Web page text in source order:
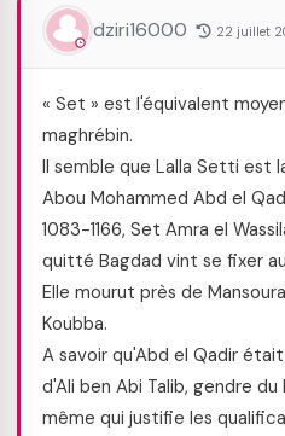
dziri16000 22 juillet
« Set » est l'équivalent
maghrébin.
Il semble que Lalla Setti est
Abou Mohammed Abd el
1083-1166, Set Amra el
quitté Bagdad vint se fixer
Elle mourut près de
Koubba.
A savoir qu'Abd el Qadir
d'Ali ben Abi Talib, gendre
même qui justifie les